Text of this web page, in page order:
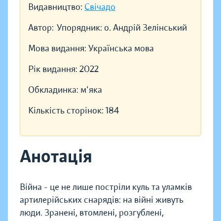
Видавництво: Свічадо
Автор: Упорядник: о. Андрій Зелінський
Мова видання: Українська мова
Рік видання: 2022
Обкладинка: м'яка
Кількість сторінок: 184
Анотація
Війна - це не лише постріли куль та уламків
артилерійських снарядів: на війні живуть
люди. Зранені, втомлені, розгублені,